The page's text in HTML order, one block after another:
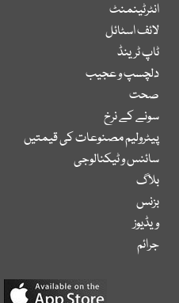
انٹرٹینمنٹ
لائف اسٹائل
ٹاپ ٹرینڈ
دلچسپ و عجیب
صحت
سونے کے نرخ
پیٹرولیم مصنوعات کی قیمتیں
سائنس و ٹیکنالوجی
بلاگ
بزنس
ویڈیوز
جرائم